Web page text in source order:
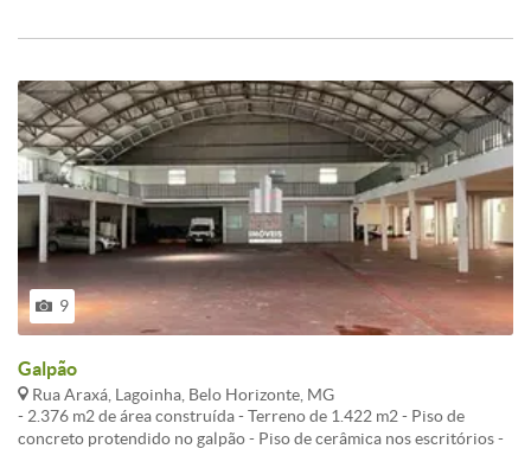
9
Galpão
Rua Araxá, Lagoinha, Belo Horizonte, MG
- 2.376 m2 de área construída - Terreno de 1.422 m2 - Piso de
concreto protendido no galpão - Piso de cerâmica nos escritórios -